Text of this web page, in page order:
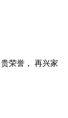
荣誉， 再兴家